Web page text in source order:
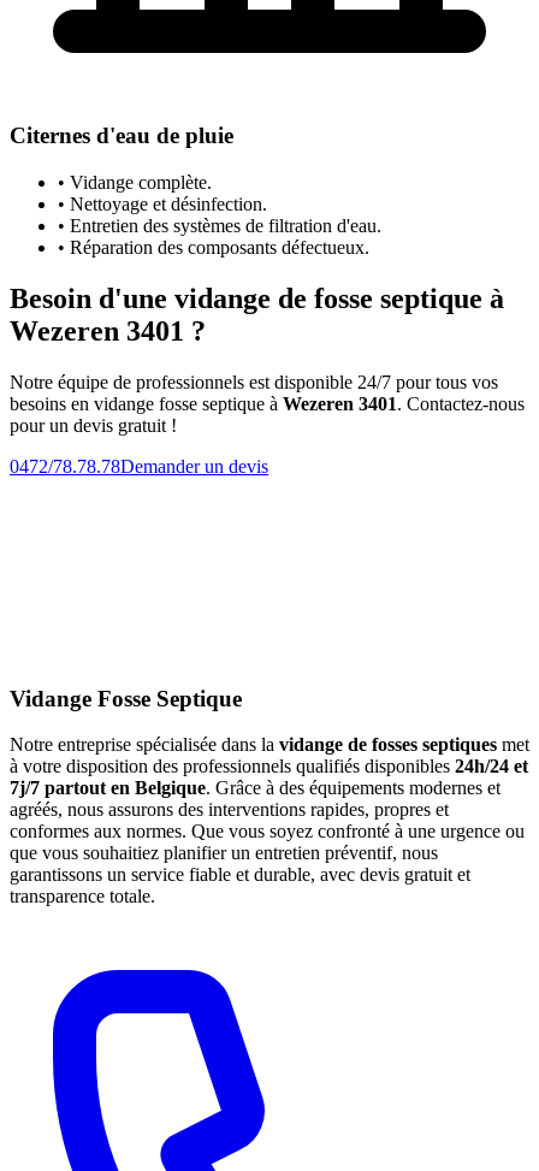
Citernes d'eau de pluie
• Vidange complète.
• Nettoyage et désinfection.
• Entretien des systèmes de filtration d'eau.
• Réparation des composants défectueux.
Besoin d'une vidange de fosse septique à
Wezeren 3401 ?
Notre équipe de professionnels est disponible 24/7 pour tous vos
besoins en vidange fosse septique à Wezeren 3401. Contactez-nous
pour un devis gratuit !
0472/78.78.78Demander un devis
Vidange Fosse Septique
Notre entreprise spécialisée dans la vidange de fosses septiques met
à votre disposition des professionnels qualifiés disponibles 24h/24 et
7j/7 partout en Belgique. Grâce à des équipements modernes et
agréés, nous assurons des interventions rapides, propres et
conformes aux normes. Que vous soyez confronté à une urgence ou
que vous souhaitiez planifier un entretien préventif, nous
garantissons un service fiable et durable, avec devis gratuit et
transparence totale.